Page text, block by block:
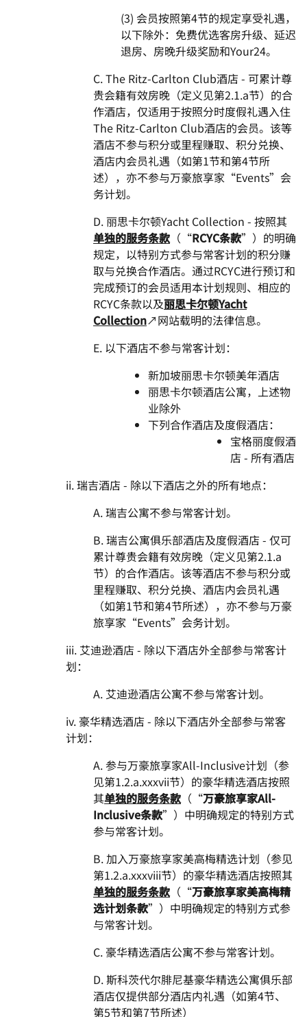
(3) 会员按照第4节的规定享受礼遇，
以下除外：免费优选客房升级、延迟
退房、房晚升级奖励和Your24。
C. The Ritz-Carlton Club酒店 - 可累计尊
贵会籍有效房晚（定义见第2.1.a节）的合
作酒店，仅适用于按照分时度假礼遇入住
The Ritz-Carlton Club酒店的会员。该等
酒店不参与积分或里程赚取、积分兑换、
酒店内会员礼遇（如第1节和第4节所
述），亦不参与万豪旅享家“Events”会
务计划。
D. 丽思卡尔顿Yacht Collection - 按照其
单独的服务条款（“RCYC条款”）的明确
规定，以特别方式参与常客计划的积分赚
取与兑换合作酒店。通过RCYC进行预订和
完成预订的会员适用本计划规则、相应的
RCYC条款以及丽思卡尔顿Yacht
Collection↗网站载明的法律信息。
E. 以下酒店不参与常客计划：
新加坡丽思卡尔顿美年酒店
丽思卡尔顿酒店公寓，上述物
业除外
下列合作酒店及度假酒店：
宝格丽度假酒
店 - 所有酒店
ii. 瑞吉酒店 - 除以下酒店之外的所有地点：
A. 瑞吉公寓不参与常客计划。
B. 瑞吉公寓俱乐部酒店及度假酒店 - 仅可
累计尊贵会籍有效房晚（定义见第2.1.a
节）的合作酒店。该等酒店不参与积分或
里程赚取、积分兑换、酒店内会员礼遇
（如第1节和第4节所述），亦不参与万豪
旅享家“Events”会务计划。
iii. 艾迪逊酒店 - 除以下酒店外全部参与常客计
划：
A. 艾迪逊酒店公寓不参与常客计划。
iv. 豪华精选酒店 - 除以下酒店外全部参与常客
计划：
A. 参与万豪旅享家All-Inclusive计划（参
见第1.2.a.xxxvii节）的豪华精选酒店按照
其单独的服务条款（“万豪旅享家All-
Inclusive条款”）中明确规定的特别方式
参与常客计划。
B. 加入万豪旅享家美高梅精选计划（参见
第1.2.a.xxxviii节）的豪华精选酒店按照其
单独的服务条款（“万豪旅享家美高梅精
选计划条款”）中明确规定的特别方式参
与常客计划。
C. 豪华精选酒店公寓不参与常客计划。
D. 斯科茨代尔腓尼基豪华精选公寓俱乐部
酒店仅提供部分酒店内礼遇（如第4节、
第5节和第7节所述）